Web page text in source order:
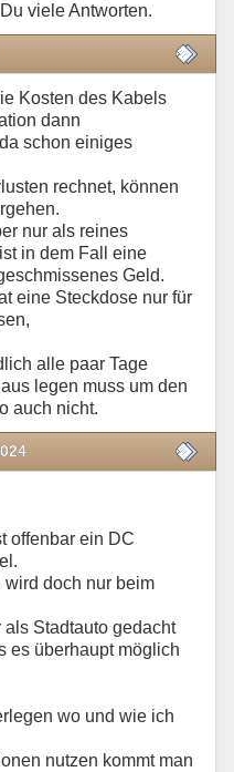
viele Antworten.
Kosten des Kabels
dann
schon einiges
rechnet, können
nur als reines
in dem Fall eine
Geld.
eine Steckdose nur für
alle paar Tage
legen muss um den
auch nicht.
offenbar ein DC
doch nur beim
Stadtauto gedacht
es überhaupt möglich
wo und wie ich
nutzen kommt man